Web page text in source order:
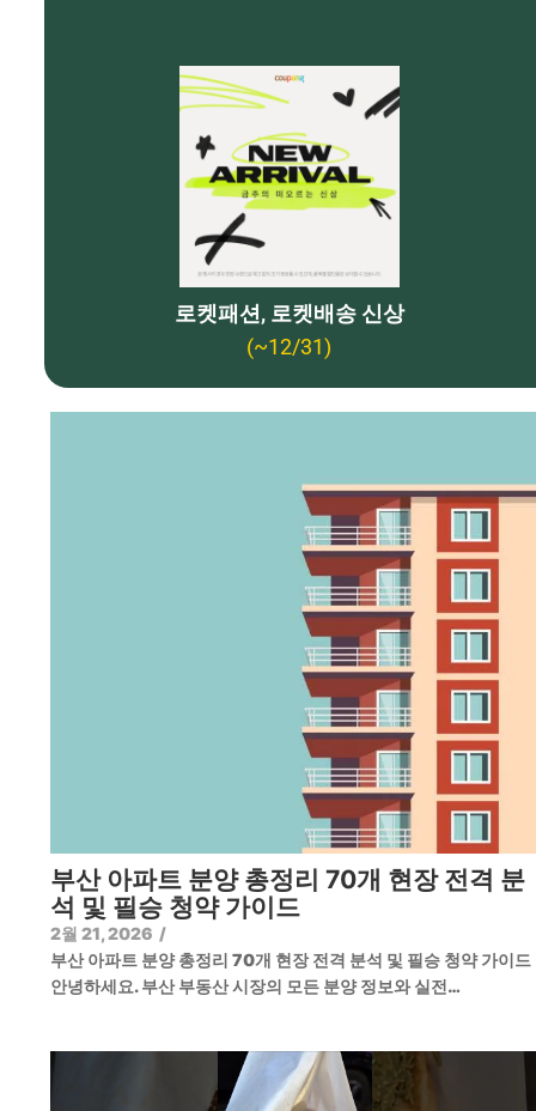
로켓패션, 로켓배송 신상
(~12/31)
부산 아파트 분양 총정리 70개 현장 전격 분
석 및 필승 청약 가이드
2월 21, 2026 /
부산 아파트 분양 총정리 70개 현장 전격 분석 및 필승 청약 가이
안녕하세요. 부산 부동산 시장의 모든 분양 정보와 실전…